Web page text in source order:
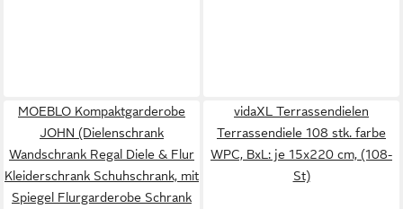
MOEBLO Kompaktgarderobe
JOHN (Dielenschrank
Wandschrank Regal Diele & Flur
Kleiderschrank Schuhschrank, mit
Spiegel Flurgarderobe Schrank
vidaXL Terrassendielen
Terrassendiele 108 stk. farbe
WPC, BxL: je 15x220 cm, (108-
St)